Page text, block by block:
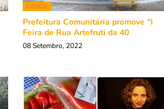
CIDADE
Prefeitura Comunitária promove "I
Feira de Rua Artefruti da 40
08 Setembro, 2022